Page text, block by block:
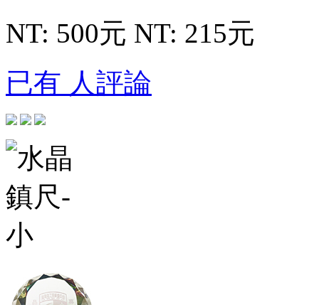
NT: 500元 NT: 215元
已有 人評論